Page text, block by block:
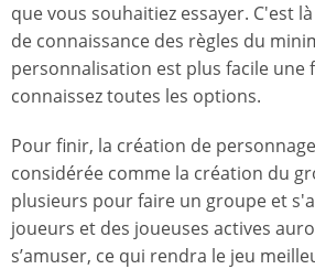
que vous souhaitiez essayer. C'est
de connaissance des règles du
personnalisation est plus facile une
connaissez toutes les options.
Pour finir, la création de
considérée comme la création du
plusieurs pour faire un groupe et
joueurs et des joueuses actives
s’amuser, ce qui rendra le jeu